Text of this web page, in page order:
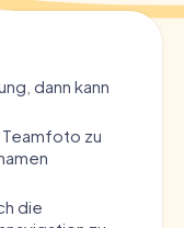
dann kann
zu
die